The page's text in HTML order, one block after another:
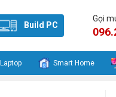
Build PC
Gọi
Smart Home